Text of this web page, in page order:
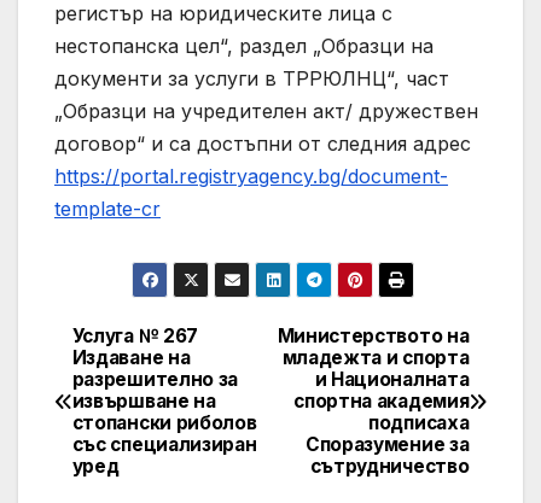
регистър на юридическите лица с
нестопанска цел“, раздел „Образци на
документи за услуги в ТРРЮЛНЦ“, част
„Образци на учредителен акт/ дружествен
договор“ и са достъпни от следния адрес
https://portal.registryagency.bg/document-
template-cr
Post
navigation
Министерството на
младежта и спорта
и Националната
спортна академия
подписаха
Споразумение за
сътрудничество
Услуга № 267
Издаване на
разрешително за
извършване на
стопански риболов
със специализиран
уред